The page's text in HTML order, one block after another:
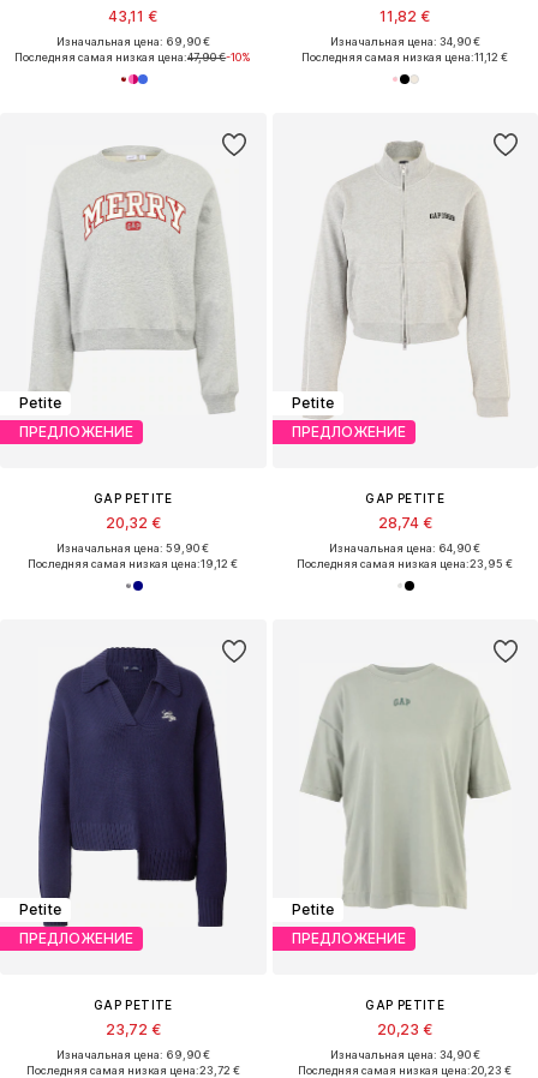
43,11 €
Изначальная цена: 69,90 €
Последняя самая низкая цена:47,90 €-10%
11,82 €
Изначальная цена: 34,90 €
Последняя самая низкая цена:11,12 €
Petite
ПРЕДЛОЖЕНИЕ
GAP PETITE
20,32 €
Изначальная цена: 59,90 €
Последняя самая низкая цена:19,12 €
Petite
ПРЕДЛОЖЕНИЕ
GAP PETITE
28,74 €
Изначальная цена: 64,90 €
Последняя самая низкая цена:23,95 €
Petite
ПРЕДЛОЖЕНИЕ
GAP PETITE
23,72 €
Изначальная цена: 69,90 €
Последняя самая низкая цена:23,72 €
Petite
ПРЕДЛОЖЕНИЕ
GAP PETITE
20,23 €
Изначальная цена: 34,90 €
Последняя самая низкая цена:20,23 €